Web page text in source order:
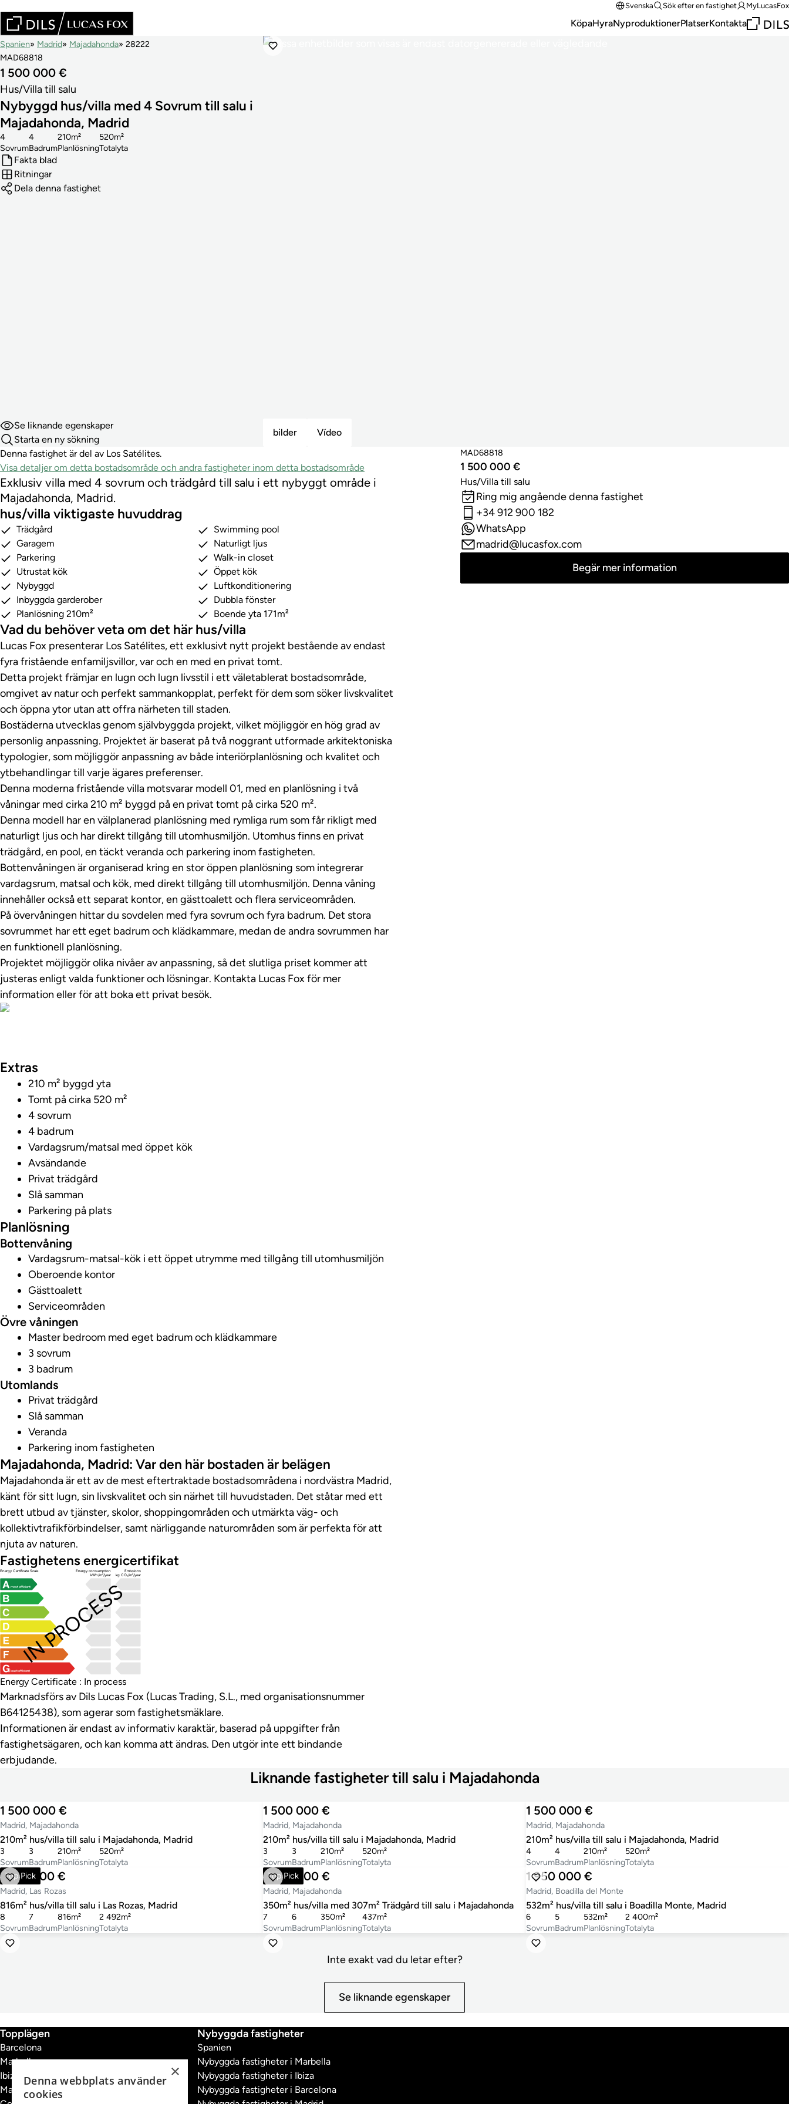
Svenska Sök efter en fastighet MyLucasFox
KöpaHyraNyproduktionerPlatserKontakta
bilder Vídeo
Spanien Madrid Majadahonda
28222
MAD68818
1 500 000 €
Hus/Villa till salu
Nybyggd hus/villa med 4 Sovrum till salu i
Majadahonda, Madrid
Sovrum
4
Badrum
4
Planlösning
210m²
Totalyta
520m²
Fakta blad
Ritningar
Dela denna fastighet
Se liknande egenskaper
Starta en ny sökning
Denna fastighet är del av Los Satélites.
Visa detaljer om detta bostadsområde och andra fastigheter inom detta bostadsområde
Exklusiv villa med 4 sovrum och trädgård till salu i ett nybyggt område i
Majadahonda, Madrid.
hus/villa viktigaste huvuddrag
Trädgård
Swimming pool
Garagem
Naturligt ljus
Parkering
Walk-in closet
Utrustat kök
Öppet kök
Nybyggd
Luftkonditionering
Inbyggda garderober
Dubbla fönster
Planlösning 210m²
Boende yta 171m²
Vad du behöver veta om det här hus/villa
Lucas Fox presenterar Los Satélites, ett exklusivt nytt projekt bestående av endast
fyra fristående enfamiljsvillor, var och en med en privat tomt.
Detta projekt främjar en lugn och lugn livsstil i ett väletablerat bostadsområde,
omgivet av natur och perfekt sammankopplat, perfekt för dem som söker livskvalitet
och öppna ytor utan att offra närheten till staden.
Bostäderna utvecklas genom självbyggda projekt, vilket möjliggör en hög grad av
personlig anpassning. Projektet är baserat på två noggrant utformade arkitektoniska
typologier, som möjliggör anpassning av både interiörplanlösning och kvalitet och
ytbehandlingar till varje ägares preferenser.
Denna moderna fristående villa motsvarar modell 01, med en planlösning i två
våningar med cirka 210 m² byggd på en privat tomt på cirka 520 m².
Denna modell har en välplanerad planlösning med rymliga rum som får rikligt med
naturligt ljus och har direkt tillgång till utomhusmiljön. Utomhus finns en privat
trädgård, en pool, en täckt veranda och parkering inom fastigheten.
Bottenvåningen är organiserad kring en stor öppen planlösning som integrerar
vardagsrum, matsal och kök, med direkt tillgång till utomhusmiljön. Denna våning
innehåller också ett separat kontor, en gästtoalett och flera serviceområden.
På övervåningen hittar du sovdelen med fyra sovrum och fyra badrum. Det stora
sovrummet har ett eget badrum och klädkammare, medan de andra sovrummen har
en funktionell planlösning.
Projektet möjliggör olika nivåer av anpassning, så det slutliga priset kommer att
justeras enligt valda funktioner och lösningar. Kontakta Lucas Fox för mer
information eller för att boka ett privat besök.
Extras
210 m² byggd yta
Tomt på cirka 520 m²
4 sovrum
4 badrum
Vardagsrum/matsal med öppet kök
Avsändande
Privat trädgård
Slå samman
Parkering på plats
Planlösning
Bottenvåning
Vardagsrum-matsal-kök i ett öppet utrymme med tillgång till utomhusmiljön
Oberoende kontor
Gästtoalett
Serviceområden
Övre våningen
Master bedroom med eget badrum och klädkammare
3 sovrum
3 badrum
Utomlands
Privat trädgård
Slå samman
Veranda
Parkering inom fastigheten
Majadahonda, Madrid: Var den här bostaden är belägen
Majadahonda är ett av de mest eftertraktade bostadsområdena i nordvästra Madrid,
känt för sitt lugn, sin livskvalitet och sin närhet till huvudstaden. Det ståtar med ett
brett utbud av tjänster, skolor, shoppingområden och utmärkta väg- och
kollektivtrafikförbindelser, samt närliggande naturområden som är perfekta för att
njuta av naturen.
Fastighetens energicertifikat
Energy Certificate Scale
Energy consumption
kWh/m²/year
Emissions
kg CO₂/m²/year
most efficient
least efficient
IN PROCESS
Energy Certificate : In process
Marknadsförs av Dils Lucas Fox (Lucas Trading, S.L., med organisationsnummer
B64125438), som agerar som fastighetsmäklare.
Informationen är endast av informativ karaktär, baserad på uppgifter från
fastighetsägaren, och kan komma att ändras. Den utgör inte ett bindande
erbjudande.
MAD68818
1 500 000 €
Hus/Villa till salu
Ring mig angående denna fastighet
+34 912 900 182
WhatsApp
madrid@lucasfox.com
Begär mer information
Liknande fastigheter till salu i Majadahonda
1 500 000 €
Madrid, Majadahonda
210m² hus/villa till salu i Majadahonda, Madrid
Sovrum
3
Badrum
3
Planlösning
210m²
Totalyta
520m²
1 500 000 €
Madrid, Majadahonda
210m² hus/villa till salu i Majadahonda, Madrid
Sovrum
3
Badrum
3
Planlösning
210m²
Totalyta
520m²
1 500 000 €
Madrid, Majadahonda
210m² hus/villa till salu i Majadahonda, Madrid
Sovrum
4
Badrum
4
Planlösning
210m²
Totalyta
520m²
Top Pick
1 825 000 €
Madrid, Las Rozas
816m² hus/villa till salu i Las Rozas, Madrid
Sovrum
8
Badrum
7
Planlösning
816m²
Totalyta
2 492m²
Top Pick
1 490 000 €
Madrid, Majadahonda
350m² hus/villa med 307m² Trädgård till salu i Majadahonda
Sovrum
7
Badrum
6
Planlösning
350m²
Totalyta
437m²
1 950 000 €
Madrid, Boadilla del Monte
532m² hus/villa till salu i Boadilla Monte, Madrid
Sovrum
6
Badrum
5
Planlösning
532m²
Totalyta
2 400m²
Inte exakt vad du letar efter?
Se liknande egenskaper
Topplägen
Barcelona
Marbella
Ibiza
Madrid
Nybyggda fastigheter
Spanien
Nybyggda fastigheter i Marbella
Nybyggda fastigheter i Ibiza
Nybyggda fastigheter i Barcelona
×
Denna webbplats använder
cookies